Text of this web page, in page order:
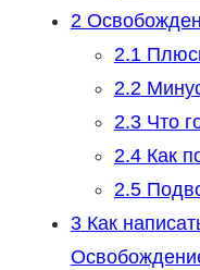
2
2.1
2.2
2.3Что
2.4Как
2.5
3Как